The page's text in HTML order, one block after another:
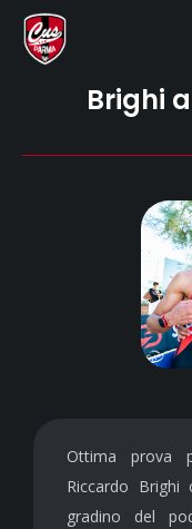
Brighi
Ottima prova
Riccardo
gradino del